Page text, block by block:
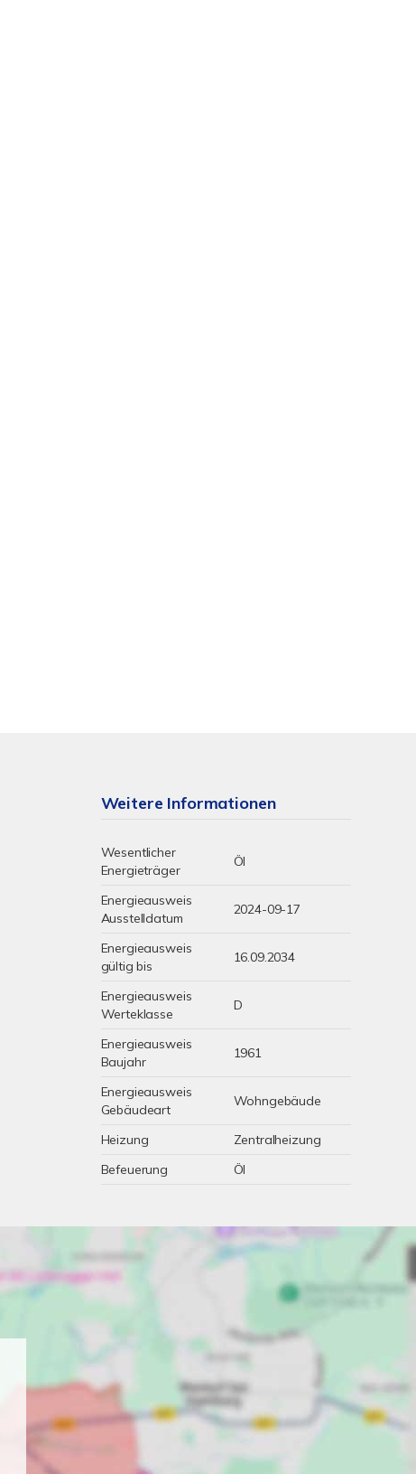
Weitere Informationen
Wesentlicher
Energieträger
Öl
Energieausweis
Ausstelldatum
2024-09-17
Energieausweis
gültig bis
16.09.2034
Energieausweis
Werteklasse
D
Energieausweis
Baujahr
1961
Energieausweis
Gebäudeart
Wohngebäude
Heizung
Zentralheizung
Befeuerung
Öl